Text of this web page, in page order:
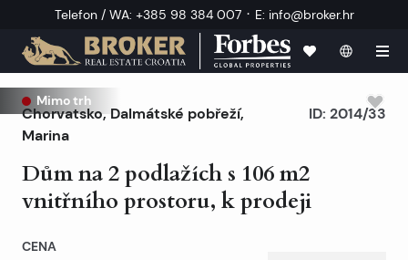
Telefon / WA: +385 98 384 007 · E: info@broker.hr
Mimo trh
Chorvatsko, Dalmátské pobřeží,
Marina
Dům na 2 podlažích s 106 m2
vnitřního prostoru, k prodeji
ID: 2014/33
CENA